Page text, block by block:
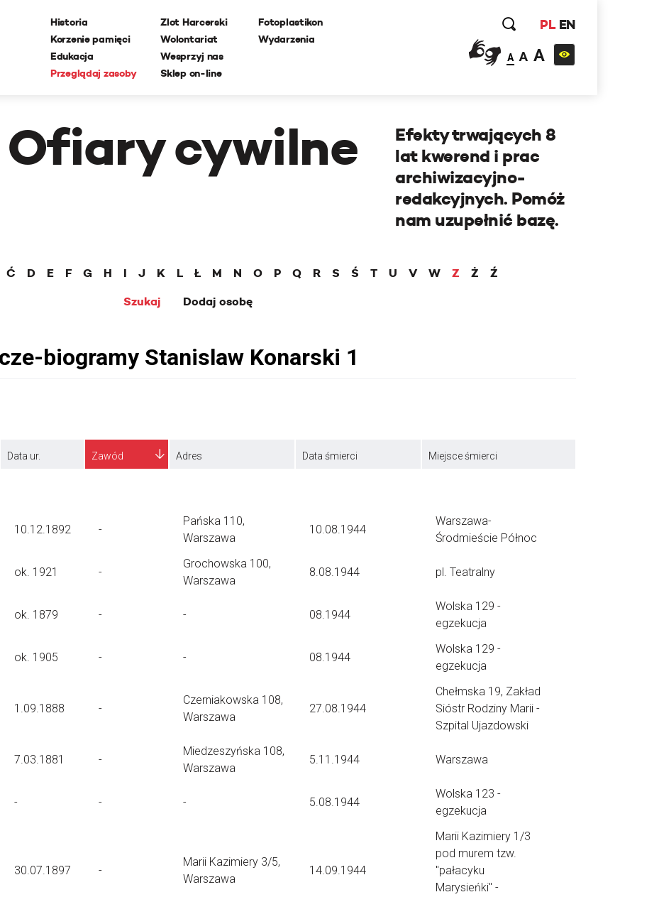
Historia
Korzenie pamięci
Edukacja
Przeglądaj zasoby
Zlot Harcerski
Wolontariat
Wesprzyj nas
Sklep on-line
Fotoplastikon
Wydarzenia
PL EN
A A A
Ofiary cywilne
Efekty trwających 8
lat kwerend i prac
archiwizacyjno-
redakcyjnych. Pomóż
nam uzupełnić bazę.
Ć D E F G H I J K L Ł M N O P Q R S Ś T U V W Z Ż
Ź
Szukaj
Dodaj osobę
Data ur. Zawód Adres Data śmierci Miejsce śmierci
10.12.1892 -
Pańska 110,
Warszawa
10.08.1944
Warszawa-
Środmieście Północ
ok. 1921 -
Grochowska 100,
Warszawa
8.08.1944 pl. Teatralny
ok. 1879 - - 08.1944
Wolska 129 -
egzekucja
ok. 1905 - - 08.1944
Wolska 129 -
egzekucja
1.09.1888 -
Czerniakowska 108,
Warszawa
27.08.1944
Chełmska 19, Zakład
Sióstr Rodziny Marii -
Szpital Ujazdowski
7.03.1881 -
Miedzeszyńska 108,
Warszawa
5.11.1944 Warszawa
- - - 5.08.1944
Wolska 123 -
egzekucja
30.07.1897 -
Marii Kazimiery 3/5,
Warszawa
14.09.1944
Marii Kazimiery 1/3
pod murem tzw.
"pałacyku
Marysieńki" -